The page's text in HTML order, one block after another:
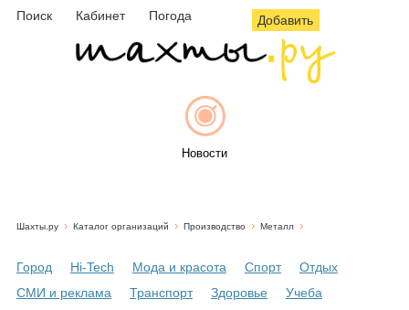
Поиск Кабинет Погода Добавить
Новости
Шахты.ру Каталог организаций Производство Металл
Город Hi-Tech Мода и красота Спорт
Отдых
СМИ и реклама
Транспорт Здоровье
Учеба